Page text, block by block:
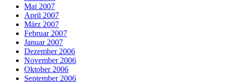
Mai 2007
April 2007
März 2007
Februar 2007
Januar 2007
Dezember 2006
November 2006
Oktober 2006
September 2006